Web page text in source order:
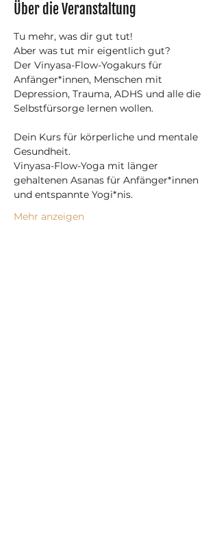
Über die Veranstaltung
Tu mehr, was dir gut tut!
Aber was tut mir eigentlich gut?
Der Vinyasa-Flow-Yogakurs für
Anfänger*innen, Menschen mit
Depression, Trauma, ADHS und alle die
Selbstfürsorge lernen wollen.
Dein Kurs für körperliche und mentale
Gesundheit.
Vinyasa-Flow-Yoga mit länger
gehaltenen Asanas für Anfänger*innen
und entspannte Yogi*nis.
Mehr anzeigen